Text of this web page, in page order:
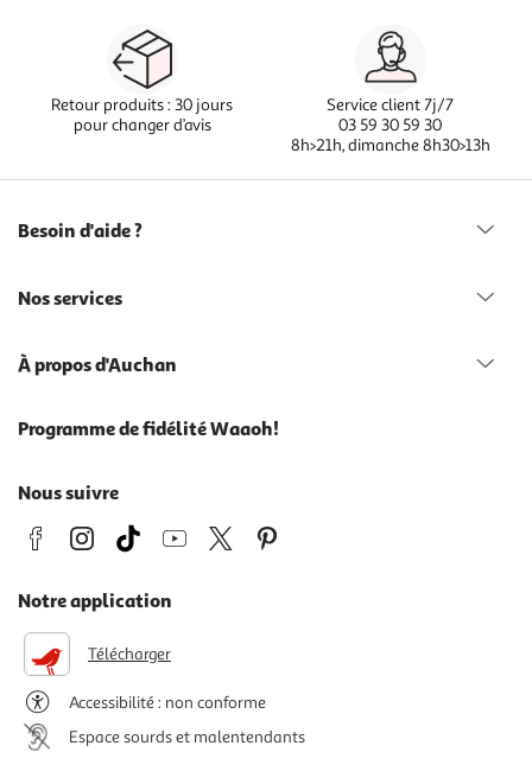
Retour produits : 30 jours
pour changer d’avis
Service client 7j/7
03 59 30 59 30
8h>21h, dimanche 8h30>13h
Besoin d'aide ?
Nos services
À propos d'Auchan
Programme de fidélité Waaoh!
Nous suivre
Notre application
Télécharger
Accessibilité : non conforme
Espace sourds et malentendants